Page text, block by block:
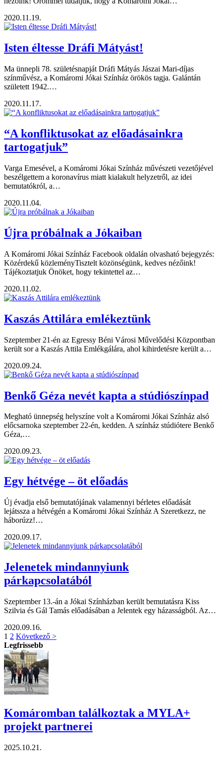
2020.11.19.
Isten éltesse Dráfi Mátyást!
Ma ünnepli 78. születésnapját Dráfi Mátyás Jászai Mari-díjas
színművész, a Komáromi Jókai Színház örökös tagja. Galántán
született 1942.…
2020.11.17.
“A konfliktusokat az előadásainkra
tartogatjuk”
Varga Emesével, a Komáromi Jókai Színház művészeti vezetőjével
beszélgettem a koronavírus miatt kialakult helyzetről, az idei
bemutatókról, a…
2020.11.04.
Újra próbálnak a Jókaiban
A Komáromi Jókai Színház Facebook oldalán olvasható bejegyzés:
Közérdekű közleményTisztelt közönségünk, kedves nézőink!
Tájékoztatjuk Önöket, hogy tekintettel az…
2020.11.02.
Kaszás Attilára emlékeztünk
Szeptember 21-én az Egressy Béni Városi Művelődési Központban
került sor a Kaszás Attila Emlékgálára, ahol kihirdetésre került a…
2020.09.24.
Benkő Géza nevét kapta a stúdiószínpad
Megható ünnepség helyszíne volt a Komáromi Jókai Színház alsó
előcsarnoka szeptember 22-én, kedden. A színház stúdiótere Benkő
Géza,…
2020.09.23.
Egy hétvége – öt előadás
Új évadja első bemutatójának valamennyi bérletes előadását
lejátssza a hétvégén a Komáromi Jókai Színház A Szeretkezz, ne
háborúzz!…
2020.09.17.
Jelenetek mindannyiunk
párkapcsolatából
Szeptember 13.-án a Jókai Színházban került bemutatásra Kiss
Szilvia és Gál Tamás előadásában a Jelentek egy házasságból. Az…
2020.09.16.
1 2 Következő >
Legfrissebb
Komáromban találkoztak a MYLA+
projekt partnerei
2025.10.21.